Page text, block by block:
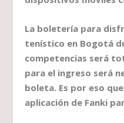
La boletería para
tenístico en Bogotá
competencias será
para el ingreso será
boleta. Es por eso
aplicación de Fanki